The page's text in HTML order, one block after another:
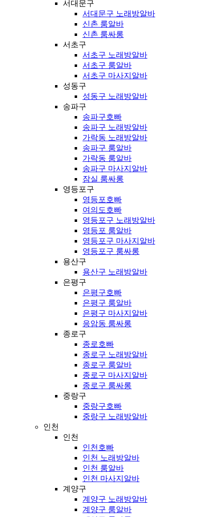
서대문구
서대문구 노래방알바
신촌 룸알바
신촌 룸싸롱
서초구
서초구 노래방알바
서초구 룸알바
서초구 마사지알바
성동구
성동구 노래방알바
송파구
송파구호빠
송파구 노래방알바
가락동 노래방알바
송파구 룸알바
가락동 룸알바
송파구 마사지알바
잠실 룸싸롱
영등포구
영등포호빠
여의도호빠
영등포구 노래방알바
영등포 룸알바
영등포구 마사지알바
영등포구 룸싸롱
용산구
용산구 노래방알바
은평구
은평구호빠
은평구 룸알바
은평구 마사지알바
응암동 룸싸롱
종로구
종로호빠
종로구 노래방알바
종로구 룸알바
종로구 마사지알바
종로구 룸싸롱
중랑구
중랑구호빠
중랑구 노래방알바
인천
인천
인천호빠
인천 노래방알바
인천 룸알바
인천 마사지알바
계양구
계양구 노래방알바
계양구 룸알바